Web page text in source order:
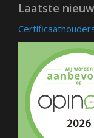
Laatste